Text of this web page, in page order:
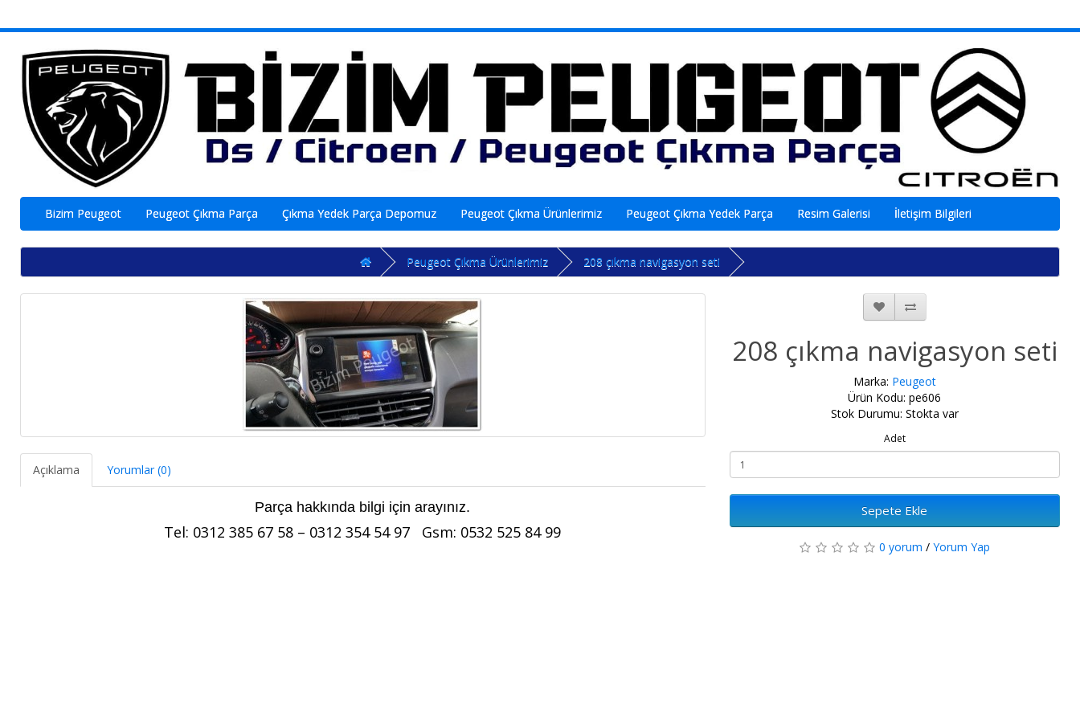
Bizim Peugeot Peugeot Çıkma Parça Çıkma Yedek Parça Depomuz Peugeot Çıkma Ürünlerimiz Peugeot Çıkma Yedek Parça Resim Galerisi İletişim Bilgileri
Peugeot Çıkma Ürünlerimiz 208 çıkma navigasyon seti
Açıklama Yorumlar (0)
Parça hakkında bilgi için arayınız.
Tel: 0312 385 67 58 – 0312 354 54 97 Gsm: 0532 525 84 99
208 çıkma navigasyon seti
Marka: Peugeot
Ürün Kodu: pe606
Stok Durumu: Stokta var
Adet
Sepete Ekle
0 yorum /Yorum Yap